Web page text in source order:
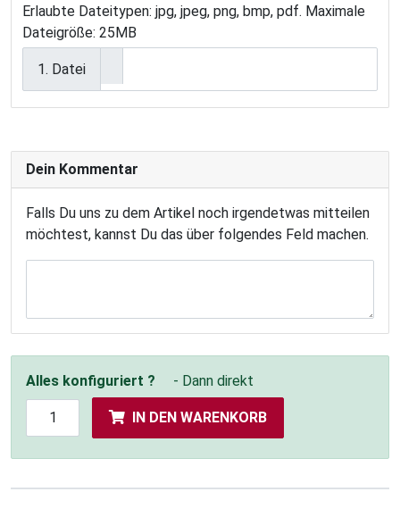
Erlaubte Dateitypen: jpg, jpeg, png, bmp, pdf. Maximale
Dateigröße: 25MB
1. Datei
Dein Kommentar
Falls Du uns zu dem Artikel noch irgendetwas mitteilen
möchtest, kannst Du das über folgendes Feld machen.
Alles konfiguriert ? - Dann direkt
IN DEN WARENKORB